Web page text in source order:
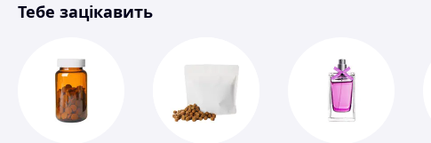
Спорт і відпочинок
Тебе зацікавить